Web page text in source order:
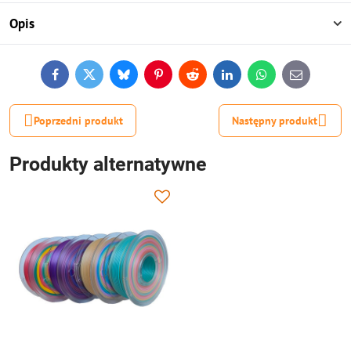
Opis
FacebookTwitterBlueskyPinterestReddit LinkedInWhatsApp
E-
mail
Poprzedni produkt Następny produkt
Produkty alternatywne